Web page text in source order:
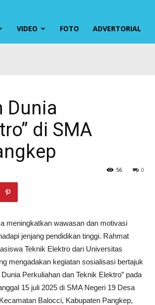
VIDEO FOTO ADVERTORIAL
Dunia
di SMA
0
56
meningkatkan wawasan dan motivasi
jenjang pendidikan tinggi. Rahmat
Teknik Elektro dari Universitas
mengadakan kegiatan sosialisasi bertajuk
Dunia Perkuliahan dan Teknik Elektro” pada
15 juli 2025 di SMA Negeri 19 Desa
Balocci, Kabupaten Pangkep,